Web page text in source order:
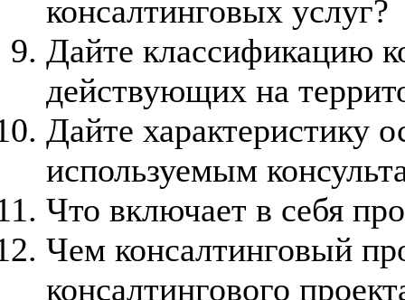
консалтинговых услуг?
Дайте классификацию
действующих на
Дайте характеристику
используемым
Что включает в себя
Чем консалтинговый
консалтингового